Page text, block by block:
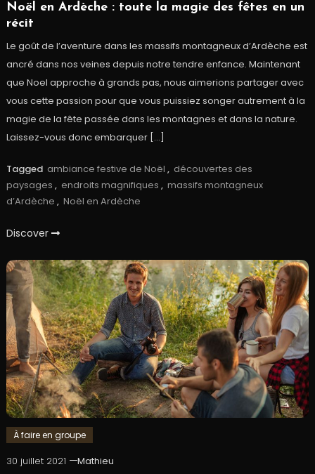
Noël en Ardèche : toute la magie des fêtes en un
récit
Le goût de l’aventure dans les massifs montagneux d’Ardèche est
ancré dans nos veines depuis notre tendre enfance. Maintenant
que Noel approche à grands pas, nous aimerions partager avec
vous cette passion pour que vous puissiez songer autrement à la
magie de la fête passée dans les montagnes et dans la nature.
Laissez-vous donc embarquer […]
Tagged ambiance festive de Noël , découvertes des
paysages , endroits magnifiques , massifs montagneux
d’Ardèche , Noël en Ardèche
Discover
À faire en groupe
30 juillet 2021
Mathieu